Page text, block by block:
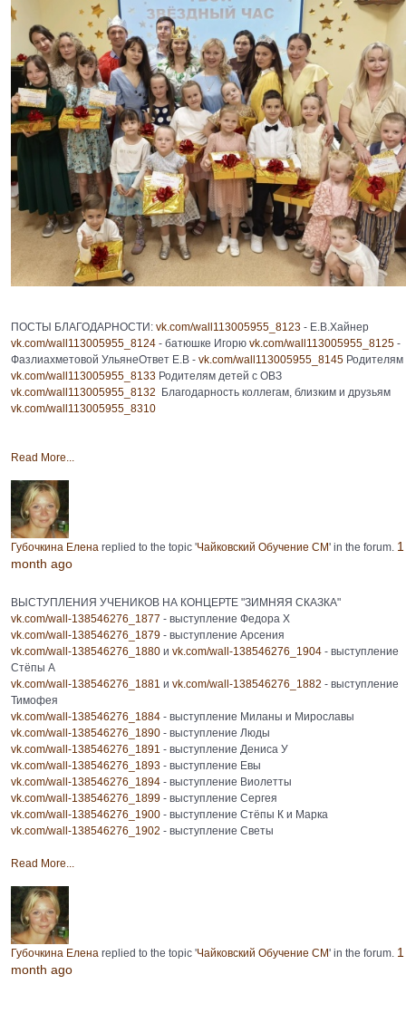
ПОСТЫ БЛАГОДАРНОСТИ: vk.com/wall113005955_8123 - Е.В.Хайнер
vk.com/wall113005955_8124 - батюшке Игорю vk.com/wall113005955_8125 -
Фазлиахметовой УльянеОтвет Е.В - vk.com/wall113005955_8145 Родителям
vk.com/wall113005955_8133 Родителям детей с ОВЗ
vk.com/wall113005955_8132 Благодарность коллегам, близким и друзьям
vk.com/wall113005955_8310
Read More...
Губочкина Елена replied to the topic 'Чайковский Обучение СМ' in the forum. 1
month ago
ВЫСТУПЛЕНИЯ УЧЕНИКОВ НА КОНЦЕРТЕ "ЗИМНЯЯ СКАЗКА"
vk.com/wall-138546276_1877 - выступление Федора Х
vk.com/wall-138546276_1879 - выступление Арсения
vk.com/wall-138546276_1880 и vk.com/wall-138546276_1904 - выступление
Стёпы А
vk.com/wall-138546276_1881 и vk.com/wall-138546276_1882 - выступление
Тимофея
vk.com/wall-138546276_1884 - выступление Миланы и Мирославы
vk.com/wall-138546276_1890 - выступление Люды
vk.com/wall-138546276_1891 - выступление Дениса У
vk.com/wall-138546276_1893 - выступление Евы
vk.com/wall-138546276_1894 - выступление Виолетты
vk.com/wall-138546276_1899 - выступление Сергея
vk.com/wall-138546276_1900 - выступление Стёпы К и Марка
vk.com/wall-138546276_1902 - выступление Светы
Read More...
Губочкина Елена replied to the topic 'Чайковский Обучение СМ' in the forum. 1
month ago